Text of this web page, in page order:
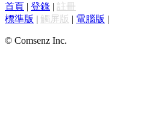
首頁 | 登錄 | 註冊
標準版 | 觸屏版 | 電腦版 |
© Comsenz Inc.